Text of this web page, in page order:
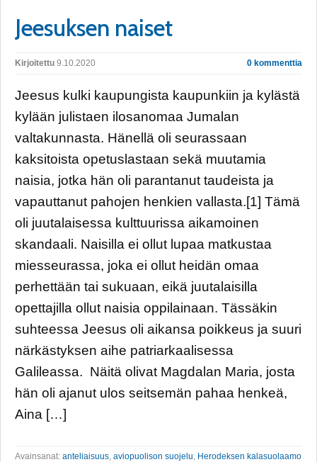
Jeesuksen naiset
Kirjoitettu 9.10.2020 0 kommenttia
Jeesus kulki kaupungista kaupunkiin ja kylästä
kylään julistaen ilosanomaa Jumalan
valtakunnasta. Hänellä oli seurassaan
kaksitoista opetuslastaan sekä muutamia
naisia, jotka hän oli parantanut taudeista ja
vapauttanut pahojen henkien vallasta.[1] Tämä
oli juutalaisessa kulttuurissa aikamoinen
skandaali. Naisilla ei ollut lupaa matkustaa
miesseurassa, joka ei ollut heidän omaa
perhettään tai sukuaan, eikä juutalaisilla
opettajilla ollut naisia oppilainaan. Tässäkin
suhteessa Jeesus oli aikansa poikkeus ja suuri
närkästyksen aihe patriarkaalisessa
Galileassa. Näitä olivat Magdalan Maria, josta
hän oli ajanut ulos seitsemän pahaa henkeä,
Aina […]
Avainsanat: anteliaisuus aviopuolison suojelu Herodeksen kalasuolaamo